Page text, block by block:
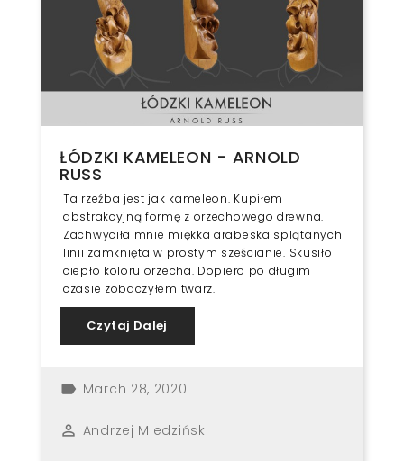
ŁÓDZKI KAMELEON - ARNOLD
RUSS
Ta rzeźba jest jak kameleon. Kupiłem
abstrakcyjną formę z orzechowego drewna.
Zachwyciła mnie miękka arabeska splątanych
linii zamknięta w prostym sześcianie. Skusiło
ciepło koloru orzecha. Dopiero po długim
czasie zobaczyłem twarz.
Czytaj Dalej
label March 28, 2020
perm_identity Andrzej Miedziński